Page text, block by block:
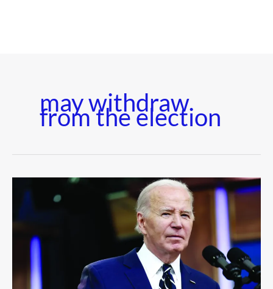
may withdraw
from the election
আক্রান্ত
নির্বাচন